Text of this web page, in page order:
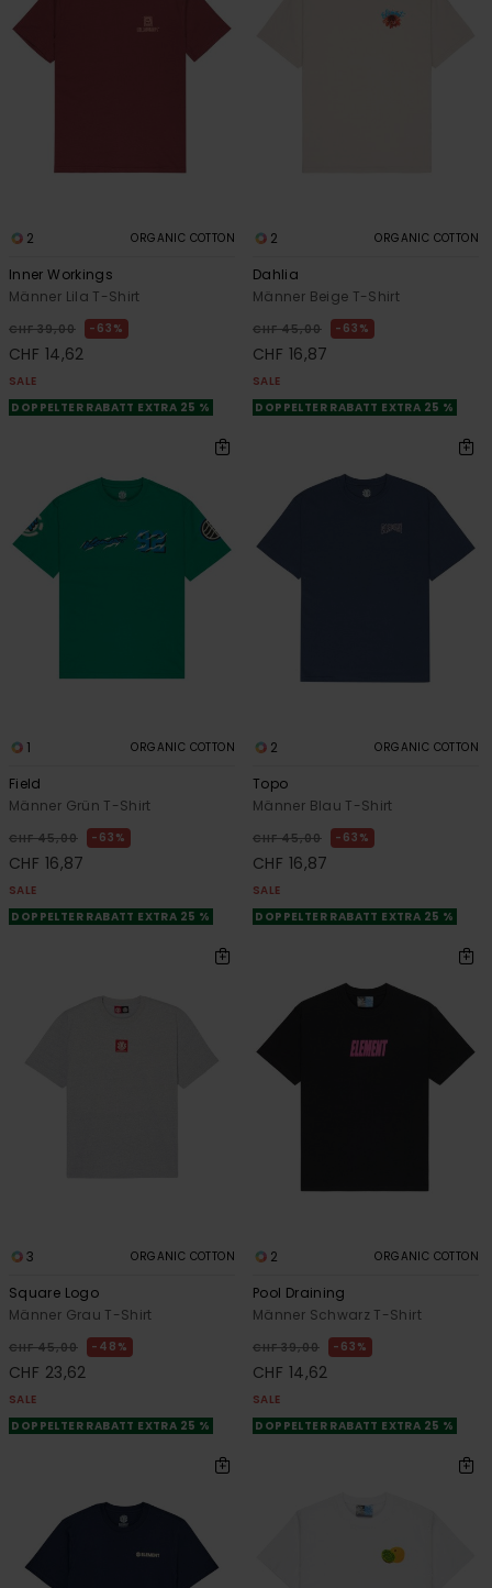
2 ORGANIC COTTON
Inner Workings
Männer Lila T-Shirt
CHF 39,00 63%
CHF 14,62
SALE
DOPPELTER RABATT EXTRA 25 %
2 ORGANIC COTTON
Dahlia
Männer Beige T-Shirt
CHF 45,00 63%
CHF 16,87
SALE
DOPPELTER RABATT EXTRA 25 %
1 ORGANIC COTTON
Field
Männer Grün T-Shirt
CHF 45,00 63%
CHF 16,87
SALE
DOPPELTER RABATT EXTRA 25 %
2 ORGANIC COTTON
Topo
Männer Blau T-Shirt
CHF 45,00 63%
CHF 16,87
SALE
DOPPELTER RABATT EXTRA 25 %
3 ORGANIC COTTON
Square Logo
Männer Grau T-Shirt
CHF 45,00 48%
CHF 23,62
SALE
DOPPELTER RABATT EXTRA 25 %
2 ORGANIC COTTON
Pool Draining
Männer Schwarz T-Shirt
CHF 39,00 63%
CHF 14,62
SALE
DOPPELTER RABATT EXTRA 25 %